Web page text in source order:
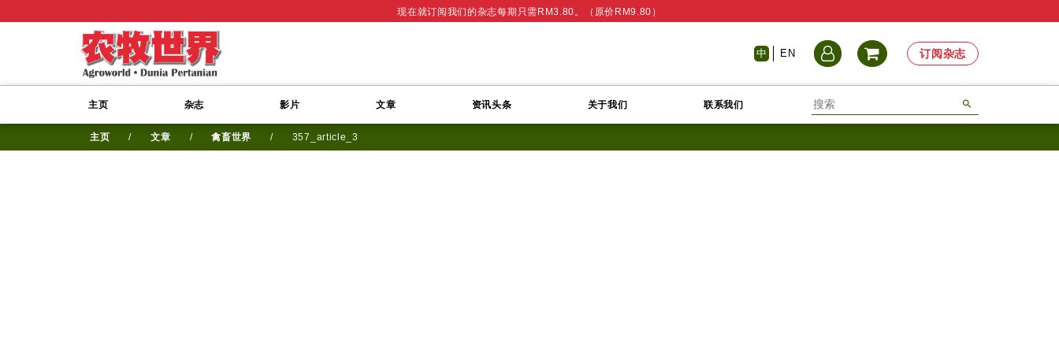
现在就订阅我们的杂志每期只需RM3.80。（原价RM9.80）
中 EN 订阅杂志
主页 杂志 影片 文章 资讯头条 关于我们 联系我们
主页 / 文章 / 禽畜世界 / 357_article_3